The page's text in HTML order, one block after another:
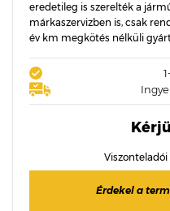
eredetileg is szerelték a
márkaszervizben is, csak
év km megkötés nélküli
Viszonteladói
Érdekel a